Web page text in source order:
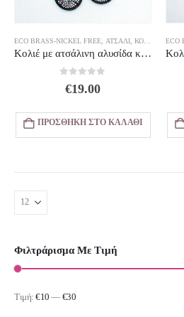
ECO BRASS-NICKEL FREE, ΑΤΣΆΛΙ, ΚΟΛΙΈ ΚΟΛΙΈ ,
Κολιέ με ατσάλινη αλυσίδα και μαύρο μοτίφ αστέρι με ζιργκόν
€19.00
ΠΡΟΣΘΉΚΗ ΣΤΟ ΚΑΛΆΘΙ
ECO
Φιλτράρισμα Με Τιμή
Ελάχιστη
Μέγιστη
Τιμή:€10 — €30